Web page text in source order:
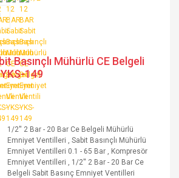
Basınçlı Mühürlü CE Belgeli
149
1/2'' 2 Bar - 20 Bar Ce Belgeli Mühürlü
Emniyet Ventilleri ,Sabit Basınçlı Mühürlü
Emniyet Ventilleri 0.1 - 65 Bar , Kompresör
Emniyet Ventilleri , 1/2'' 2 Bar - 20 Bar Ce
Belgeli Sabit Basınç Emniyet Ventilleri